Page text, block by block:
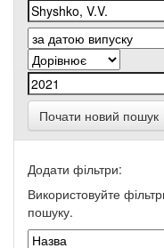
Почати новий пошук
Додати фільтри:
Використовуйте
пошуку.